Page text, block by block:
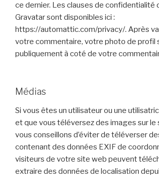
ce dernier. Les clauses de confidentialité
Gravatar sont disponibles ici :
https://automattic.com/privacy/. Après
votre commentaire, votre photo de profil
publiquement à coté de votre
Médias
Si vous êtes un utilisateur ou une
et que vous téléversez des images sur le
vous conseillons d’éviter de téléverser
contenant des données EXIF de
visiteurs de votre site web peuvent
extraire des données de localisation